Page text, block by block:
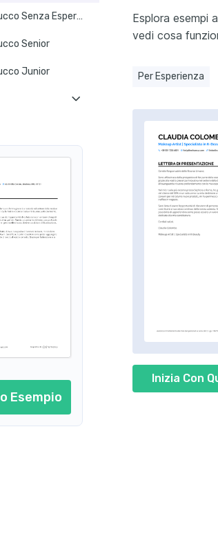
Artista del Trucco Senza Esperienza
Senior
Junior
per Matrimoni
Teatrale
Esempio
Esplora esempi
vedi cosa
Per Esperienza
Inizia Con